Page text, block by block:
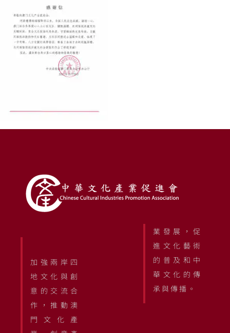
加強兩岸四
地文化與創
意的交流合
作，推動澳
門文化產
業發展，促
進文化藝術
的普及和中
華文化的傳
承與傳播。